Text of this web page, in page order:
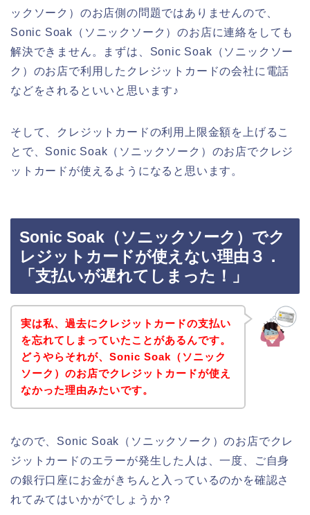
ックソーク）のお店側の問題ではありませんので、
Sonic Soak（ソニックソーク）のお店に連絡をしても
解決できません。まずは、Sonic Soak（ソニックソー
ク）のお店で利用したクレジットカードの会社に電話
などをされるといいと思います♪
そして、クレジットカードの利用上限金額を上げるこ
とで、Sonic Soak（ソニックソーク）のお店でクレジ
ットカードが使えるようになると思います。
Sonic Soak（ソニックソーク）でク
レジットカードが使えない理由３．
「支払いが遅れてしまった！」
実は私、過去にクレジットカードの支払い
を忘れてしまっていたことがあるんです。
どうやらそれが、Sonic Soak（ソニック
ソーク）のお店でクレジットカードが使え
なかった理由みたいです。
なので、Sonic Soak（ソニックソーク）のお店でクレ
ジットカードのエラーが発生した人は、一度、ご自身
の銀行口座にお金がきちんと入っているのかを確認さ
れてみてはいかがでしょうか？